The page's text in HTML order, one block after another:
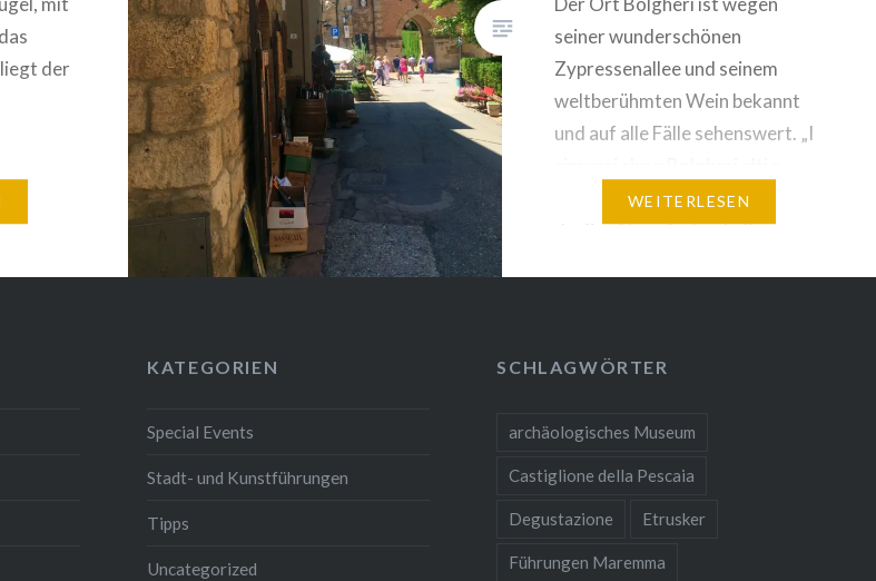
liegt der
seiner wunderschönen
Zypressenallee und seinem
weltberühmten Wein bekannt
und auf alle Fälle sehenswert. „I
schietti van da San Guido in
duplice filar …“ : durch diese
unsterblich gewor­den und
WEITERLESEN
KATEGORIEN
Special Events
Stadt- und Kunstführungen
Tipps
Uncategorized
SCHLAGWÖRTER
archäologisches Museum
Castiglione della Pescaia
Degustazione Etrusker
Führungen Maremma